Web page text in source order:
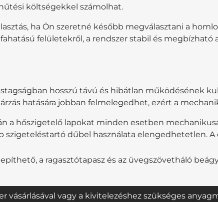
költségekkel számolhat.
ha Ön szeretné később megválasztani a
felületekről, a rendszer stabil és
hosszú távú és hibátlan működésének
hatására jobban felmelegedhet, ezért a
a hőszigetelő lapokat minden esetben
dűbel használata elengedhetetlen. A
a ragasztótapasz és az üvegszövetháló
vásárlásával vagy a kivitelezéshez szükséges